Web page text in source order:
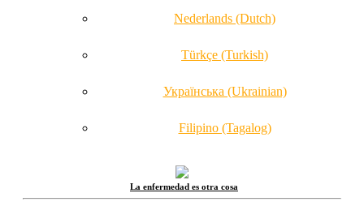
Nederlands (Dutch)
Türkçe (Turkish)
Українська (Ukrainian)
Filipino (Tagalog)
La enfermedad es otra cosa